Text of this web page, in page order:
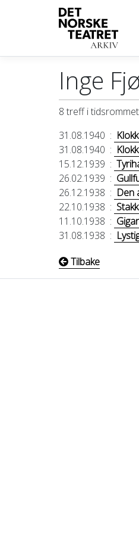
Inge
8 treff i
31.08.1940 :
31.08.1940 :
15.12.1939 :
26.02.1939 :
26.12.1938 : Den
22.10.1938 :
11.10.1938 :
31.08.1938 :
Tilbake